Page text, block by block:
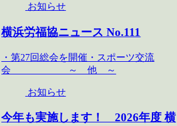
お知らせ
横浜労福協ニュース No.111
・第27回総会を開催・スポーツ交流
会 ～ 他 ～
お知らせ
今年も実施します！ 2026年度 横